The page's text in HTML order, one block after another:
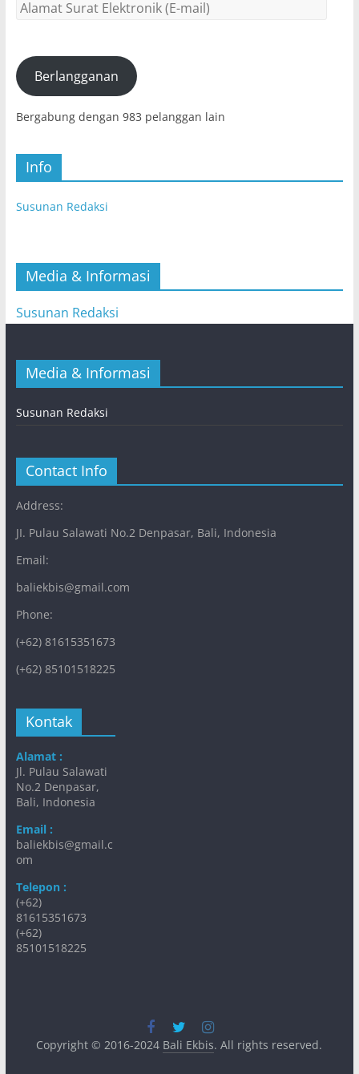
Alamat
(E-
mail)Berlangganan
Bergabung dengan 983 pelanggan lain
Info
Susunan Redaksi
Media & Informasi
Susunan Redaksi
Media & Informasi
Susunan Redaksi
Contact Info
Address:
JI. Pulau Salawati No.2 Denpasar, Bali, Indonesia
Email:
baliekbis@gmail.com
Phone:
(+62) 81615351673
(+62) 85101518225
Kontak
Alamat :
Jl. Pulau Salawati
No.2 Denpasar,
Bali, Indonesia
Email :
baliekbis@gmail.c
om
Telepon :
(+62)
81615351673
(+62)
85101518225
Copyright © 2016-2024 Bali Ekbis. All rights reserved.